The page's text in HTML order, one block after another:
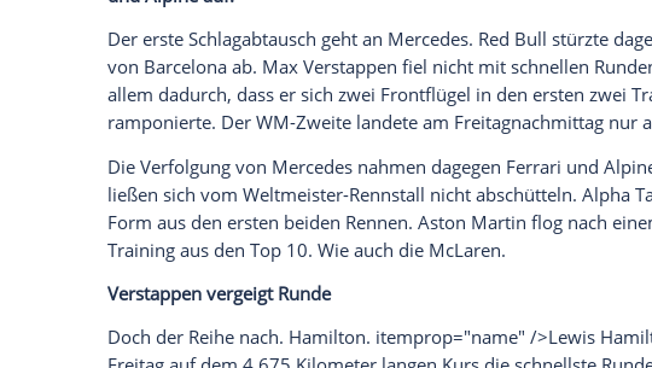
GP Spanien - Ergebnis Training 2: Hamilton vorn, Red Bull
07.05.2021 - 16:28 Uhr
Red Bullgalt im Vorfeld als der Favorit auf dem
TrainingsfreitagbeherrschteMercedesdieFormel 1
sicherten eineDoppelführung.Red Bullversank im
und Alpine auf.
vonBarcelonaab.Max Verstappenfiel nicht mit